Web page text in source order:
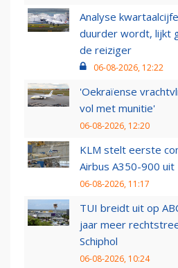
Analyse
duurder wordt, lijkt
de reiziger
06-08-2026, 12:22
'Oekraïense
vol met munitie'
06-08-2026, 12:20
KLM stelt eerste
Airbus A350-900 uit
06-08-2026, 11:17
TUI breidt uit op
jaar meer
Schiphol
06-08-2026, 10:24